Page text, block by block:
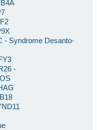
- Syndrome Desanto-
-